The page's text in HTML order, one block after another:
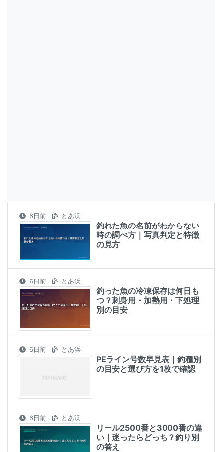
6日前 とあ浜
釣れた魚の名前がわからない
時の調べ方｜写真判定と特徴
の見方
6日前 とあ浜
釣った魚の冷凍保存は何日も
つ？刺身用・加熱用・下処理
別の目安
6日前 とあ浜
PEライン号数早見表｜釣種別
の目安と選び方を1枚で確認
6日前 とあ浜
リール2500番と3000番の違
い｜迷ったらどっち？釣り別
の答え